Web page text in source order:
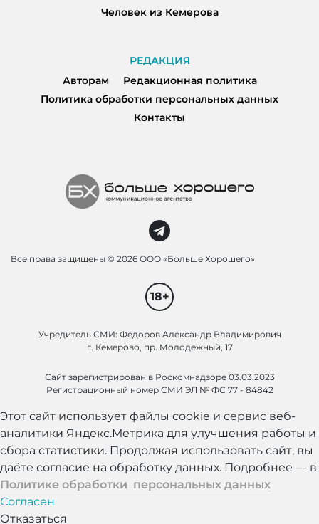
Человек из Кемерова
РЕДАКЦИЯ
Авторам
Редакционная политика
Политика обработки персональных данных
Контакты
Все права защищены © 2026 ООО «Больше Хорошего»
18+
Учредитель СМИ: Федоров Александр Владимирович
г. Кемерово, пр. Молодежный, 17
Сайт зарегистрирован в Роскомнадзоре 03.03.2023
Регистрационный номер СМИ ЭЛ № ФС 77 - 84842
Этот сайт использует файлы cookie и сервис веб-
аналитики Яндекс.Метрика для улучшения работы и
сбора статистики. Продолжая использовать сайт, вы
даёте согласие на обработку данных. Подробнее — в
Политике обработки персональных данных
Согласен
Отказаться